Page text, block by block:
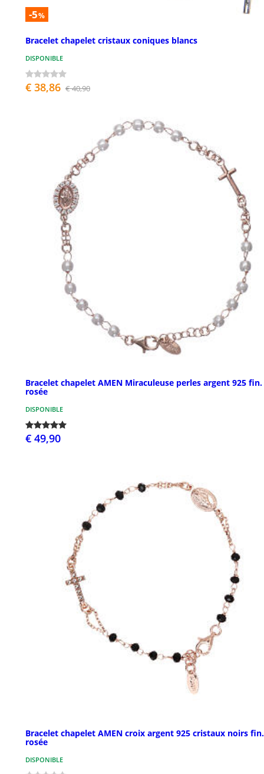
-5%
Bracelet chapelet cristaux coniques blancs
DISPONIBLE
€ 38,86 € 40,90
Bracelet chapelet AMEN Miraculeuse perles argent 925 fin.
rosée
DISPONIBLE
€ 49,90
Bracelet chapelet AMEN croix argent 925 cristaux noirs fin.
rosée
DISPONIBLE